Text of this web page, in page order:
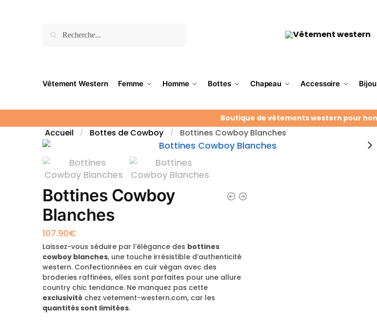
Vêtement Western Femme Homme Bottes Chapeau Accessoire
Boutique de vêtements western pour
Accueil / Bottes de Cowboy / Bottines Cowboy Blanches
Bottines Cowboy
Blanches
107.90€
Laissez-vous séduire par l’élégance des bottines
cowboy blanches, une touche irrésistible d’authenticité
western. Confectionnées en cuir végan avec des
broderies raffinées, elles sont parfaites pour une allure
country chic tendance. Ne manquez pas cette
exclusivité chez vetement-western.com, car les
quantités sont limitées.